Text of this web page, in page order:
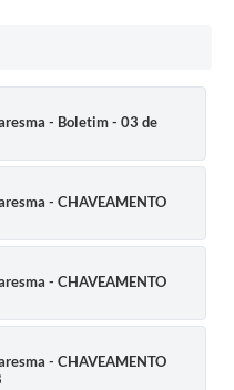
Dívida Ativa do
- Boletim - 03 de
- CHAVEAMENTO
- CHAVEAMENTO
- CHAVEAMENTO